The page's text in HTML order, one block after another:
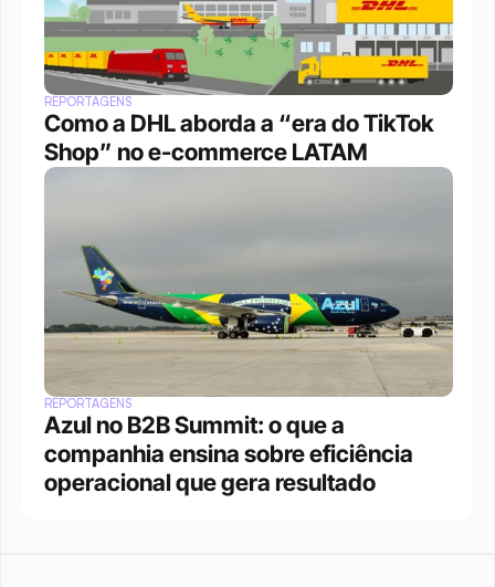
REPORTAGENS
Como a DHL aborda a “era do TikTok
Shop” no e-commerce LATAM
REPORTAGENS
Azul no B2B Summit: o que a
companhia ensina sobre eficiência
operacional que gera resultado